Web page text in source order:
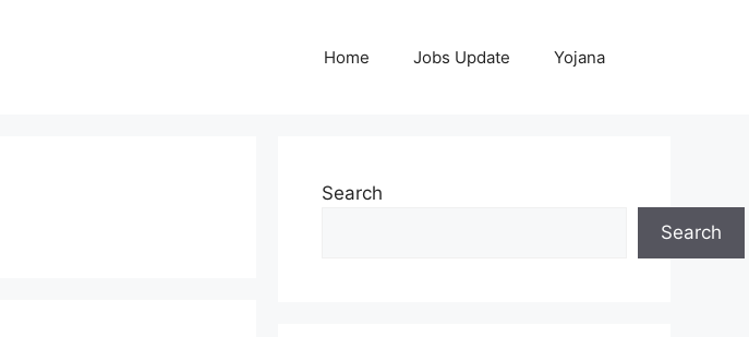
Home Jobs Update Yojana
Search
Search